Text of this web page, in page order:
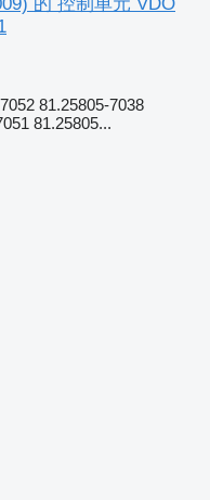
81.25805-7038
81.25805...